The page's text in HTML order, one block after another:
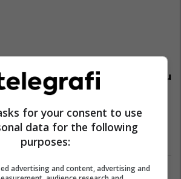
Reklamo këtu
Vipa Chips - shoku i udhëtimeve të
juaja
Vipa Chips
A është ky modeli ma i kërkuar i
for your consent to use
data for the following
purposes:
advertising and content, advertising and